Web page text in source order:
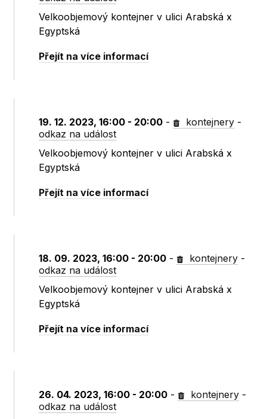
Velkoobjemový kontejner v ulici Arabská x
Egyptská
Přejít na více informací
19. 12. 2023, 16:00 - 20:00 - kontejnery -
odkaz na událost
Velkoobjemový kontejner v ulici Arabská x
Egyptská
Přejít na více informací
18. 09. 2023, 16:00 - 20:00 - kontejnery -
odkaz na událost
Velkoobjemový kontejner v ulici Arabská x
Egyptská
Přejít na více informací
26. 04. 2023, 16:00 - 20:00 - kontejnery -
odkaz na událost